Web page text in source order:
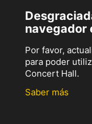
navegador
Por favor,
para poder
Concert Hall.
Saber más